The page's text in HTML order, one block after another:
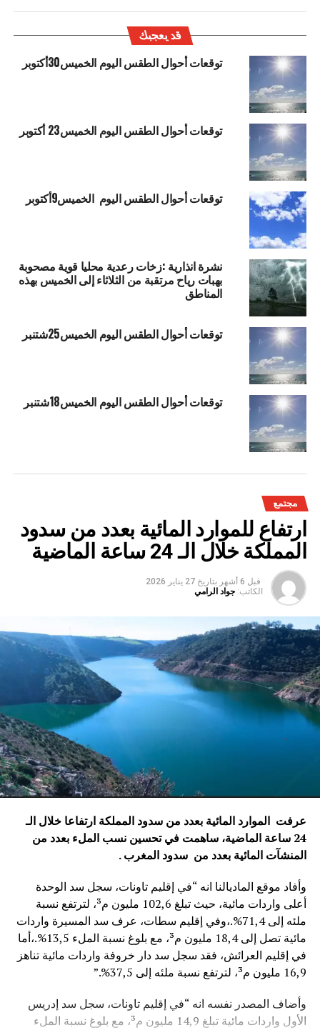
قد يعجبك
توقعات أحوال الطقس اليوم الخميس30أكتوبر
توقعات أحوال الطقس اليوم الخميس23 أكتوبر
توقعات أحوال الطقس اليوم الخميس9أكتوبر
نشرة انذارية :زخات رعدية محليا قوية مصحوبة
بهبات رياح مرتقبة من الثلاثاء إلى الخميس بهذه
المناطق
توقعات أحوال الطقس اليوم الخميس25شتنبر
توقعات أحوال الطقس اليوم الخميس18شتنبر
مجتمع
ارتفاع للموارد المائية بعدد من سدود
المملكة خلال الـ 24 ساعة الماضية
قبل 6 أشهر بتاريخ 27 يناير 2026
الكاتب: جواد الرامي
عرفت الموارد المائية بعدد من سدود المملكة ارتفاعا خلال الـ
24 ساعة الماضية، ساهمت في تحسين نسب الملء بعدد من
المنشآت المائية بعدد من سدود المغرب .
وأفاد موقع الماديالنا انه “في إقليم تاونات، سجل سد الوحدة
أعلى واردات مائية، حيث تبلغ 102,6 مليون م³، لترتفع نسبة
ملئه إلى 71,4%.،وفي إقليم سطات، عرف سد المسيرة واردات
مائية تصل إلى 18,4 مليون م³، مع بلوغ نسبة الملء 13,5%.،أما
في إقليم العرائش، فقد سجل سد دار خروفة واردات مائية تناهز
16,9 مليون م³، لترتفع نسبة ملئه إلى 37,5%.”
وأضاف المصدر نفسه انه “في إقليم تاونات، سجل سد إدريس
الأول واردات مائية تبلغ 14,9 مليون م³، مع بلوغ نسبة الملء